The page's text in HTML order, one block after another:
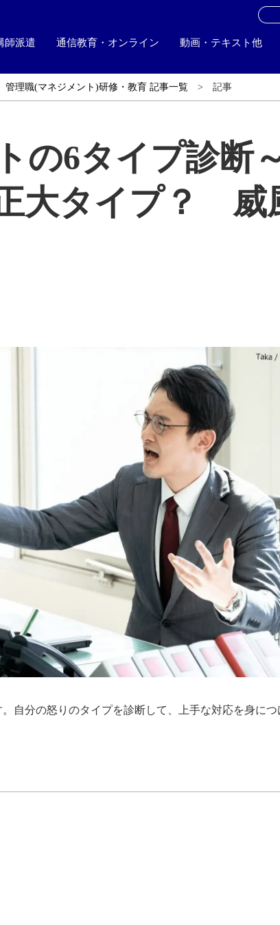
師派遣 通信教育・オンライン 動画・テキスト他
管理職(マネジメント)研修・教育 記事一覧 記事
の6タイプ診断
大タイプ？ 威
自分の怒りのタイプを診断して、上手な対応を身につ